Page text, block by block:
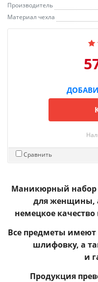
Производитель
Материал чехла
Сравнить
Маникюрный набор
для женщины,
немецкое
Все предметы
шлифовку, а
и
Продукция